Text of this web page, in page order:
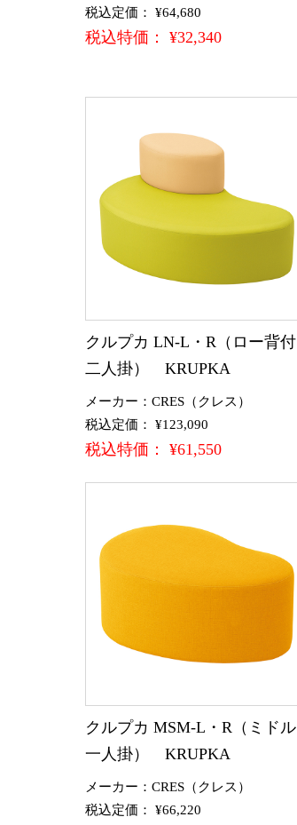
税込定価： ¥64,680
税込特価： ¥32,340
クルプカ LN-L・R（ロー背付
二人掛） KRUPKA
メーカー：CRES（クレス）
税込定価： ¥123,090
税込特価： ¥61,550
クルプカ MSM-L・R（ミドル
一人掛） KRUPKA
メーカー：CRES（クレス）
税込定価： ¥66,220